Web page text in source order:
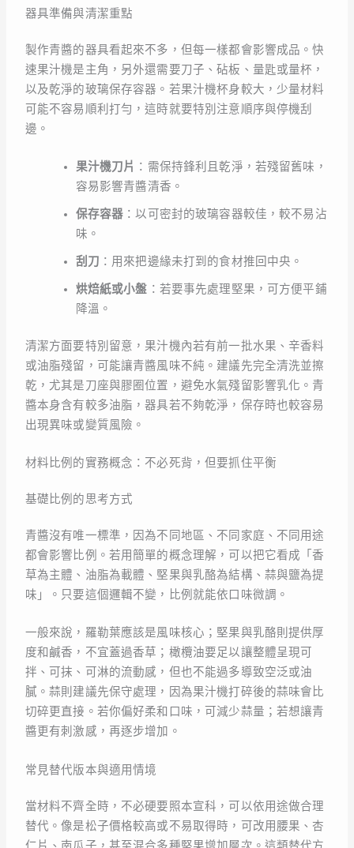
器具準備與清潔重點
製作青醬的器具看起來不多，但每一樣都會影響成品。快
速果汁機是主角，另外還需要刀子、砧板、量匙或量杯，
以及乾淨的玻璃保存容器。若果汁機杯身較大，少量材料
可能不容易順利打勻，這時就要特別注意順序與停機刮
邊。
果汁機刀片 ：需保持鋒利且乾淨，若殘留舊味，
容易影響青醬清香。
保存容器 ：以可密封的玻璃容器較佳，較不易沾
味。
刮刀 ：用來把邊緣未打到的食材推回中央。
烘焙紙或小盤 ：若要事先處理堅果，可方便平鋪
降溫。
清潔方面要特別留意，果汁機內若有前一批水果、辛香料
或油脂殘留，可能讓青醬風味不純。建議先完全清洗並擦
乾，尤其是刀座與膠圈位置，避免水氣殘留影響乳化。青
醬本身含有較多油脂，器具若不夠乾淨，保存時也較容易
出現異味或變質風險。
材料比例的實務概念：不必死背，但要抓住平衡
基礎比例的思考方式
青醬沒有唯一標準，因為不同地區、不同家庭、不同用途
都會影響比例。若用簡單的概念理解，可以把它看成「香
草為主體、油脂為載體、堅果與乳酪為結構、蒜與鹽為提
味」。只要這個邏輯不變，比例就能依口味微調。
一般來說，羅勒葉應該是風味核心；堅果與乳酪則提供厚
度和鹹香，不宜蓋過香草；橄欖油要足以讓整體呈現可
拌、可抹、可淋的流動感，但也不能過多導致空泛或油
膩。蒜則建議先保守處理，因為果汁機打碎後的蒜味會比
切碎更直接。若你偏好柔和口味，可減少蒜量；若想讓青
醬更有刺激感，再逐步增加。
常見替代版本與適用情境
當材料不齊全時，不必硬要照本宣科，可以依用途做合理
替代。像是松子價格較高或不易取得時，可改用腰果、杏
仁片、南瓜子，甚至混合多種堅果增加層次。這類替代方